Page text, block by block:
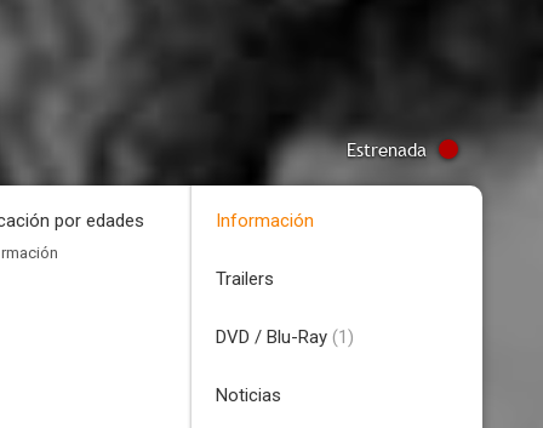
Estrenada
por edades Información
Trailers
DVD / Blu-Ray (1)
Noticias